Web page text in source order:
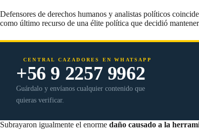
Defensores de derechos humanos y analistas políticos
como último recurso de una élite política que decidió
CENTRAL CAZADORES EN WHATSAPP
+56 9 2257 9962
Guárdalo y envíanos cualquier contenido que
quieras verificar.
Subrayaron igualmente el enorme daño causado a la